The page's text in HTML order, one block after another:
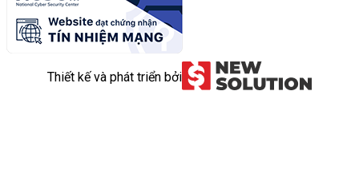
Thiết kế và phát triển bởi